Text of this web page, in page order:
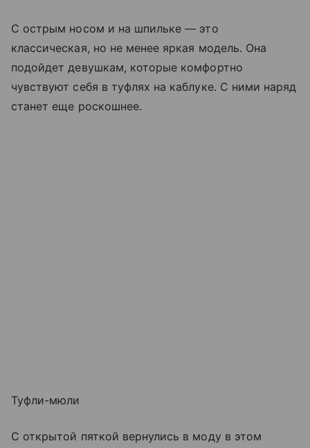
С острым носом и на шпильке — это
классическая, но не менее яркая модель. Она
подойдет девушкам, которые комфортно
чувствуют себя в туфлях на каблуке. С ними наряд
станет еще роскошнее.
Туфли-мюли
С открытой пяткой вернулись в моду в этом